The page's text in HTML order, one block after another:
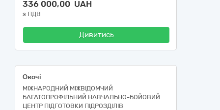
336 000,00 UAH
з ПДВ
Дивитись
Овочі
МІЖНАРОДНИЙ МІЖВІДОМЧИЙ
БАГАТОПРОФІЛЬНИЙ НАВЧАЛЬНО-БОЙОВИЙ
ЦЕНТР ПІДГОТОВКИ ПІДРОЗДІЛІВ